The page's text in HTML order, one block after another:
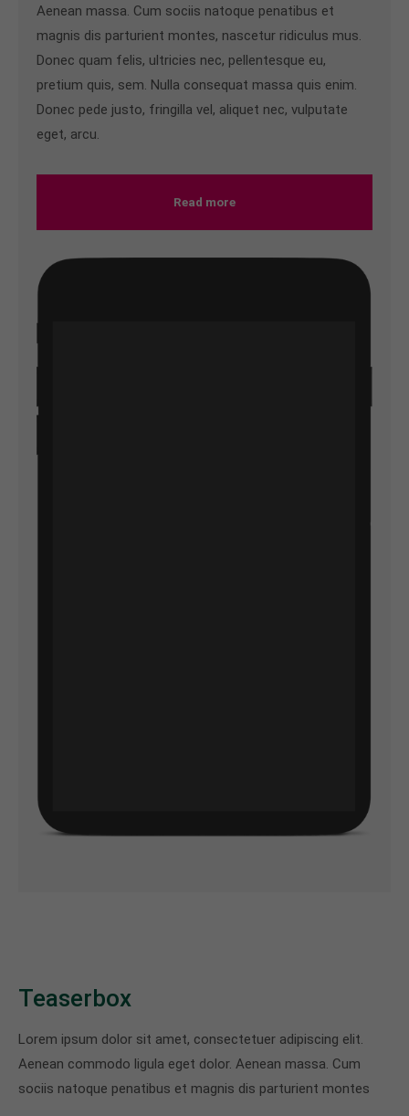
Aenean massa. Cum sociis natoque penatibus et
magnis dis parturient montes, nascetur ridiculus mus.
Donec quam felis, ultricies nec, pellentesque eu,
pretium quis, sem. Nulla consequat massa quis enim.
Donec pede justo, fringilla vel, aliquet nec, vulputate
eget, arcu.
Read more
Teaserbox
Lorem ipsum dolor sit amet, consectetuer adipiscing elit.
Aenean commodo ligula eget dolor. Aenean massa. Cum
sociis natoque penatibus et magnis dis parturient montes